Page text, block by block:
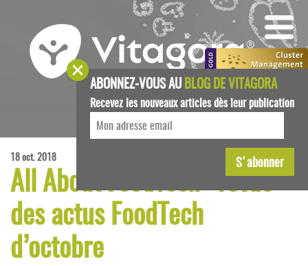
18 oct. 2018
All About FoodTech : revue
des actus FoodTech
d’octobre
ABONNEZ-VOUS AUBLOG DE VITAGORA
Recevez les nouveaux articles dès leur publication